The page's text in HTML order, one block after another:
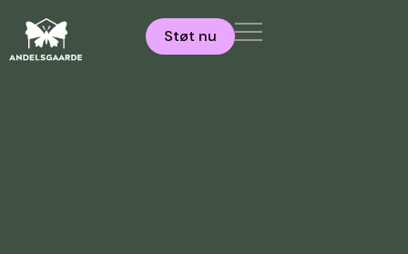
Støt nu